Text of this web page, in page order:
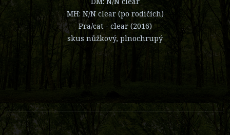
MH: N/N clear (po rodičích)
Pra/cat - clear (2016)
skus nůžkový, plnochrupý